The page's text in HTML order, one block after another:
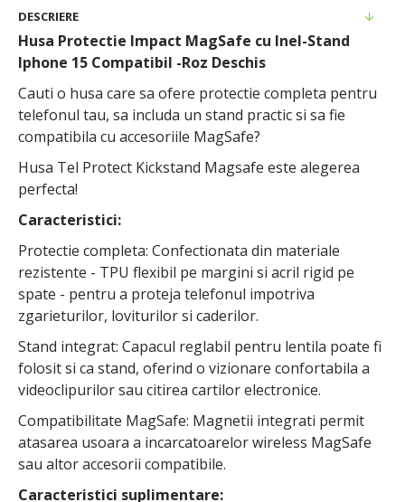
DESCRIERE
Husa Protectie Impact MagSafe cu Inel-Stand
Iphone 15 Compatibil -Roz Deschis
Cauti o husa care sa ofere protectie completa pentru
telefonul tau, sa includa un stand practic si sa fie
compatibila cu accesoriile MagSafe?
Husa Tel Protect Kickstand Magsafe este alegerea
perfecta!
Caracteristici:
Protectie completa: Confectionata din materiale
rezistente - TPU flexibil pe margini si acril rigid pe
spate - pentru a proteja telefonul impotriva
zgarieturilor, loviturilor si caderilor.
Stand integrat: Capacul reglabil pentru lentila poate fi
folosit si ca stand, oferind o vizionare confortabila a
videoclipurilor sau citirea cartilor electronice.
Compatibilitate MagSafe: Magnetii integrati permit
atasarea usoara a incarcatoarelor wireless MagSafe
sau altor accesorii compatibile.
Caracteristici suplimentare: